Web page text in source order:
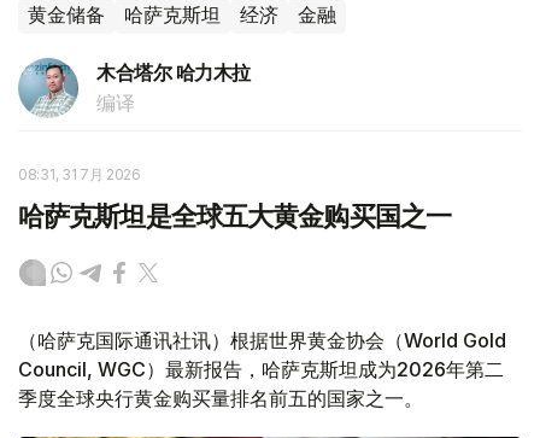
黄金储备 哈萨克斯坦 经济 金融
木合塔尔 哈力木拉
编译
08:31, 31 7月 2026
哈萨克斯坦是全球五大黄金购买国之一
（哈萨克国际通讯社讯）根据世界黄金协会（World Gold
Council, WGC）最新报告，哈萨克斯坦成为2026年第二
季度全球央行黄金购买量排名前五的国家之一。